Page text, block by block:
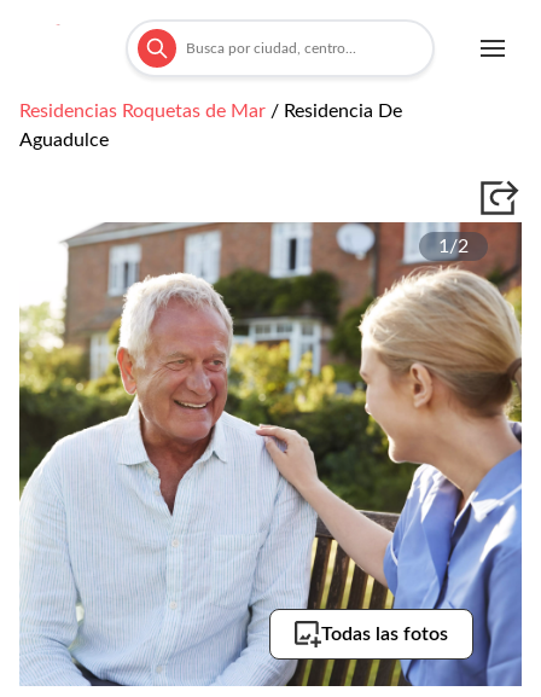
Residencias Roquetas de Mar / Residencia De
Aguadulce
1/2
Todas las fotos